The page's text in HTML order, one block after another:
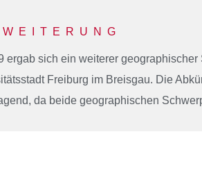
ergab sich ein weiterer geographischer
Freiburg im Breisgau. Die
da beide geographischen